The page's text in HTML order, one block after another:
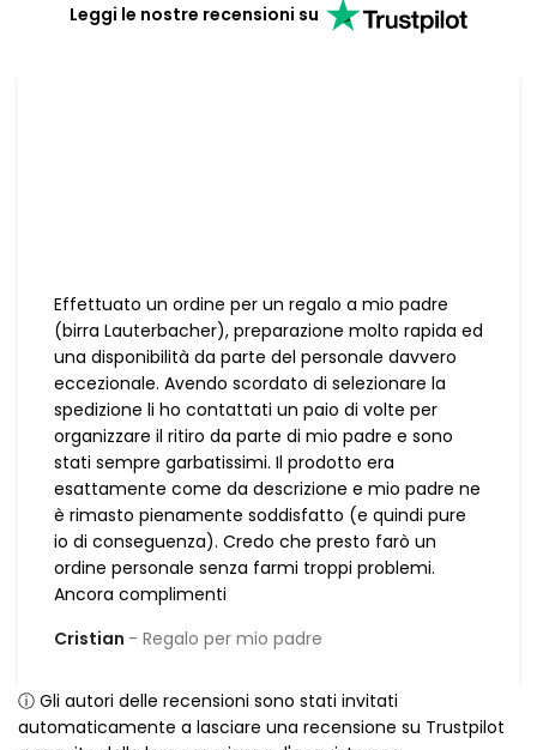
Leggi le nostre recensioni su
Effettuato un ordine per un regalo a mio padre
(birra Lauterbacher), preparazione molto rapida ed
una disponibilità da parte del personale davvero
eccezionale. Avendo scordato di selezionare la
spedizione li ho contattati un paio di volte per
organizzare il ritiro da parte di mio padre e sono
stati sempre garbatissimi. Il prodotto era
esattamente come da descrizione e mio padre ne
è rimasto pienamente soddisfatto (e quindi pure
io di conseguenza). Credo che presto farò un
ordine personale senza farmi troppi problemi.
Ancora complimenti
Cristian
Regalo per mio padre
ⓘ Gli autori delle recensioni sono stati invitati
automaticamente a lasciare una recensione su Trustpilot